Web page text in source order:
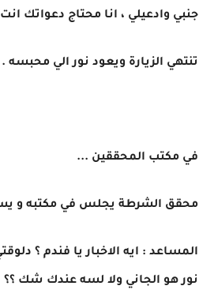
جنبي وادعيلي ، انا محتاج دعواتك
تنتهي الزيارة ويعود نور الي محبسه .
في مكتب المحققين ...
محقق الشرطة يجلس في مكتبه و
المساعد : ايه الاخبار يا فندم ؟
نور هو الجاني ولا لسه عندك شك ؟؟